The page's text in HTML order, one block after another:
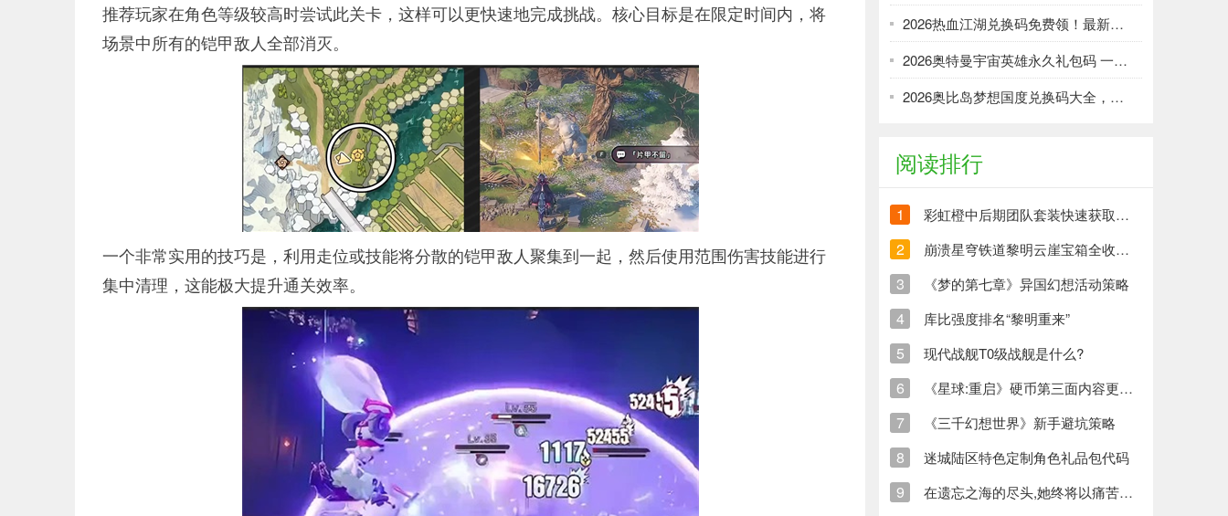
推荐玩家在角色等级较高时尝试此关卡，这样可以更快速地完成挑战。核心目标是在限定时间内，将
场景中所有的铠甲敌人全部消灭。
一个非常实用的技巧是，利用走位或技能将分散的铠甲敌人聚集到一起，然后使用范围伤害技能进行
集中清理，这能极大提升通关效率。
2026热血江湖兑换码免费领！最新礼包大全速取
2026奥特曼宇宙英雄永久礼包码 一键领取光暗资源
2026奥比岛梦想国度兑换码大全，免费领服饰家具！
阅读排行
1 彩虹橙中后期团队套装快速获取方法
2 崩溃星穹铁道黎明云崖宝箱全收集策略与崩铁玩家分享
3 《梦的第七章》异国幻想活动策略
4 库比强度排名“黎明重来”
5 现代战舰T0级战舰是什么?
6 《星球:重启》硬币第三面内容更新清单
7 《三千幻想世界》新手避坑策略
8 迷城陆区特色定制角色礼品包代码
9 在遗忘之海的尽头,她终将以痛苦创造新的生命